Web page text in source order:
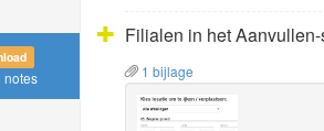
notes
Filialen in het
1 bijlage